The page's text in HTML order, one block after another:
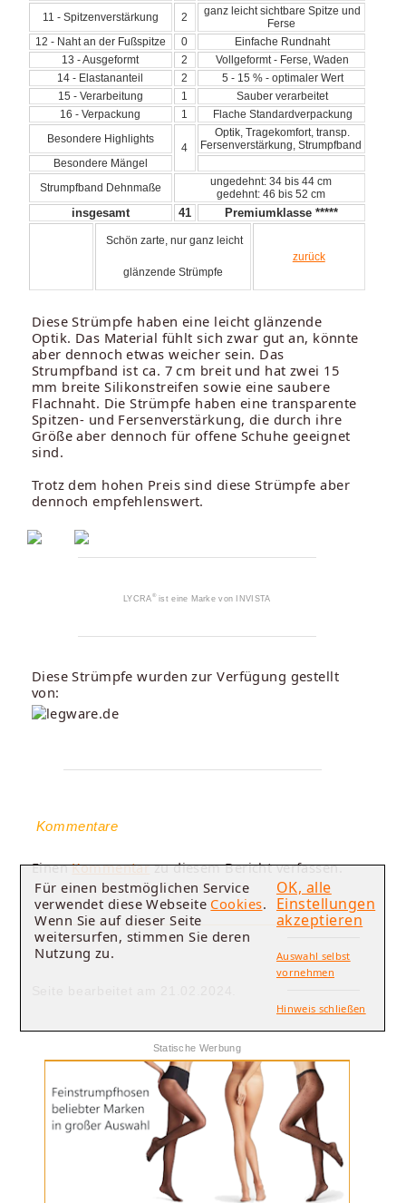
11 - Spitzenverstärkung 2
ganz leicht sichtbare Spitze und
Ferse
12 - Naht an der Fußspitze
0
Einfache Rundnaht
13 - Ausgeformt
2
Vollgeformt - Ferse, Waden
14 - Elastananteil
2
5 - 15 % - optimaler Wert
15 - Verarbeitung
1
Sauber verarbeitet
16 - Verpackung
1
Flache Standardverpackung
Besondere Highlights
4
Optik, Tragekomfort, transp.
Fersenverstärkung, Strumpfband
Besondere Mängel
Strumpfband Dehnmaße
ungedehnt: 34 bis 44 cm
gedehnt: 46 bis 52 cm
insgesamt 41 Premiumklasse *****
Schön zarte, nur ganz leicht
glänzende Strümpfe
zurück
Diese Strümpfe haben eine leicht glänzende
Optik. Das Material fühlt sich zwar gut an, könnte
aber dennoch etwas weicher sein. Das
Strumpfband ist ca. 7 cm breit und hat zwei 15
mm breite Silikonstreifen sowie eine saubere
Flachnaht. Die Strümpfe haben eine transparente
Spitzen- und Fersenverstärkung, die durch ihre
Größe aber dennoch für offene Schuhe geeignet
sind.
Trotz dem hohen Preis sind diese Strümpfe aber
dennoch empfehlenswert.
LYCRA®ist eine Marke von INVISTA
Diese Strümpfe wurden zur Verfügung gestellt
von:
Kommentare
EinenKommentarzu diesem Bericht verfassen.
Statische Werbung
Für einen bestmöglichen Service
verwendet diese Webseite Cookies.
Wenn Sie auf dieser Seite
weitersurfen, stimmen Sie deren
Nutzung zu.
OK, alle
Einstellungen
akzeptieren
Auswahl selbst
vornehmen
Hinweis schließen